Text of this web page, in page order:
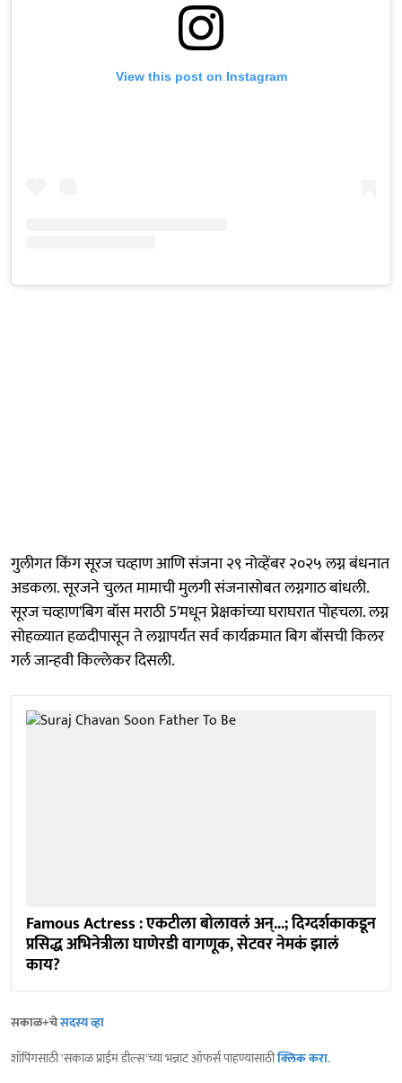
View this post on Instagram
गुलीगत किंग सूरज चव्हाण आणि संजना २९ नोव्हेंबर २०२५ लग्न बंधनात
अडकला. सूरजने चुलत मामाची मुलगी संजनासोबत लग्नगाठ बांधली.
सूरज चव्हाण'बिग बॉस मराठी 5'मधून प्रेक्षकांच्या घराघरात पोहचला. लग्न
सोहळ्यात हळदीपासून ते लग्नापर्यंत सर्व कार्यक्रमात बिग बॉसची किलर
गर्ल जान्हवी किल्लेकर दिसली.
Famous Actress : एकटीला बोलावलं अन्...; दिग्दर्शकाकडून
प्रसिद्ध अभिनेत्रीला घाणेरडी वागणूक, सेटवर नेमकं झालं
काय?
सकाळ+चेसदस्य व्हा
शॉपिंगसाठी 'सकाळ प्राईम डील्स'च्या भन्नाट ऑफर्स पाहण्यासाठीक्लिक करा.